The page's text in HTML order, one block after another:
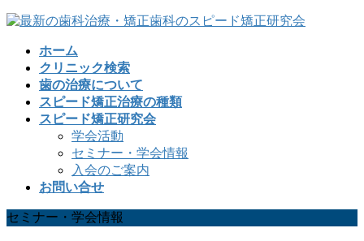
コ
ナ
ホーム
クリニック検索
歯の治療について
スピード矯正治療の種類
スピード矯正研究会
学会活動
セミナー・学会情報
入会のご案内
お問い合せ
セミナー・学会情報